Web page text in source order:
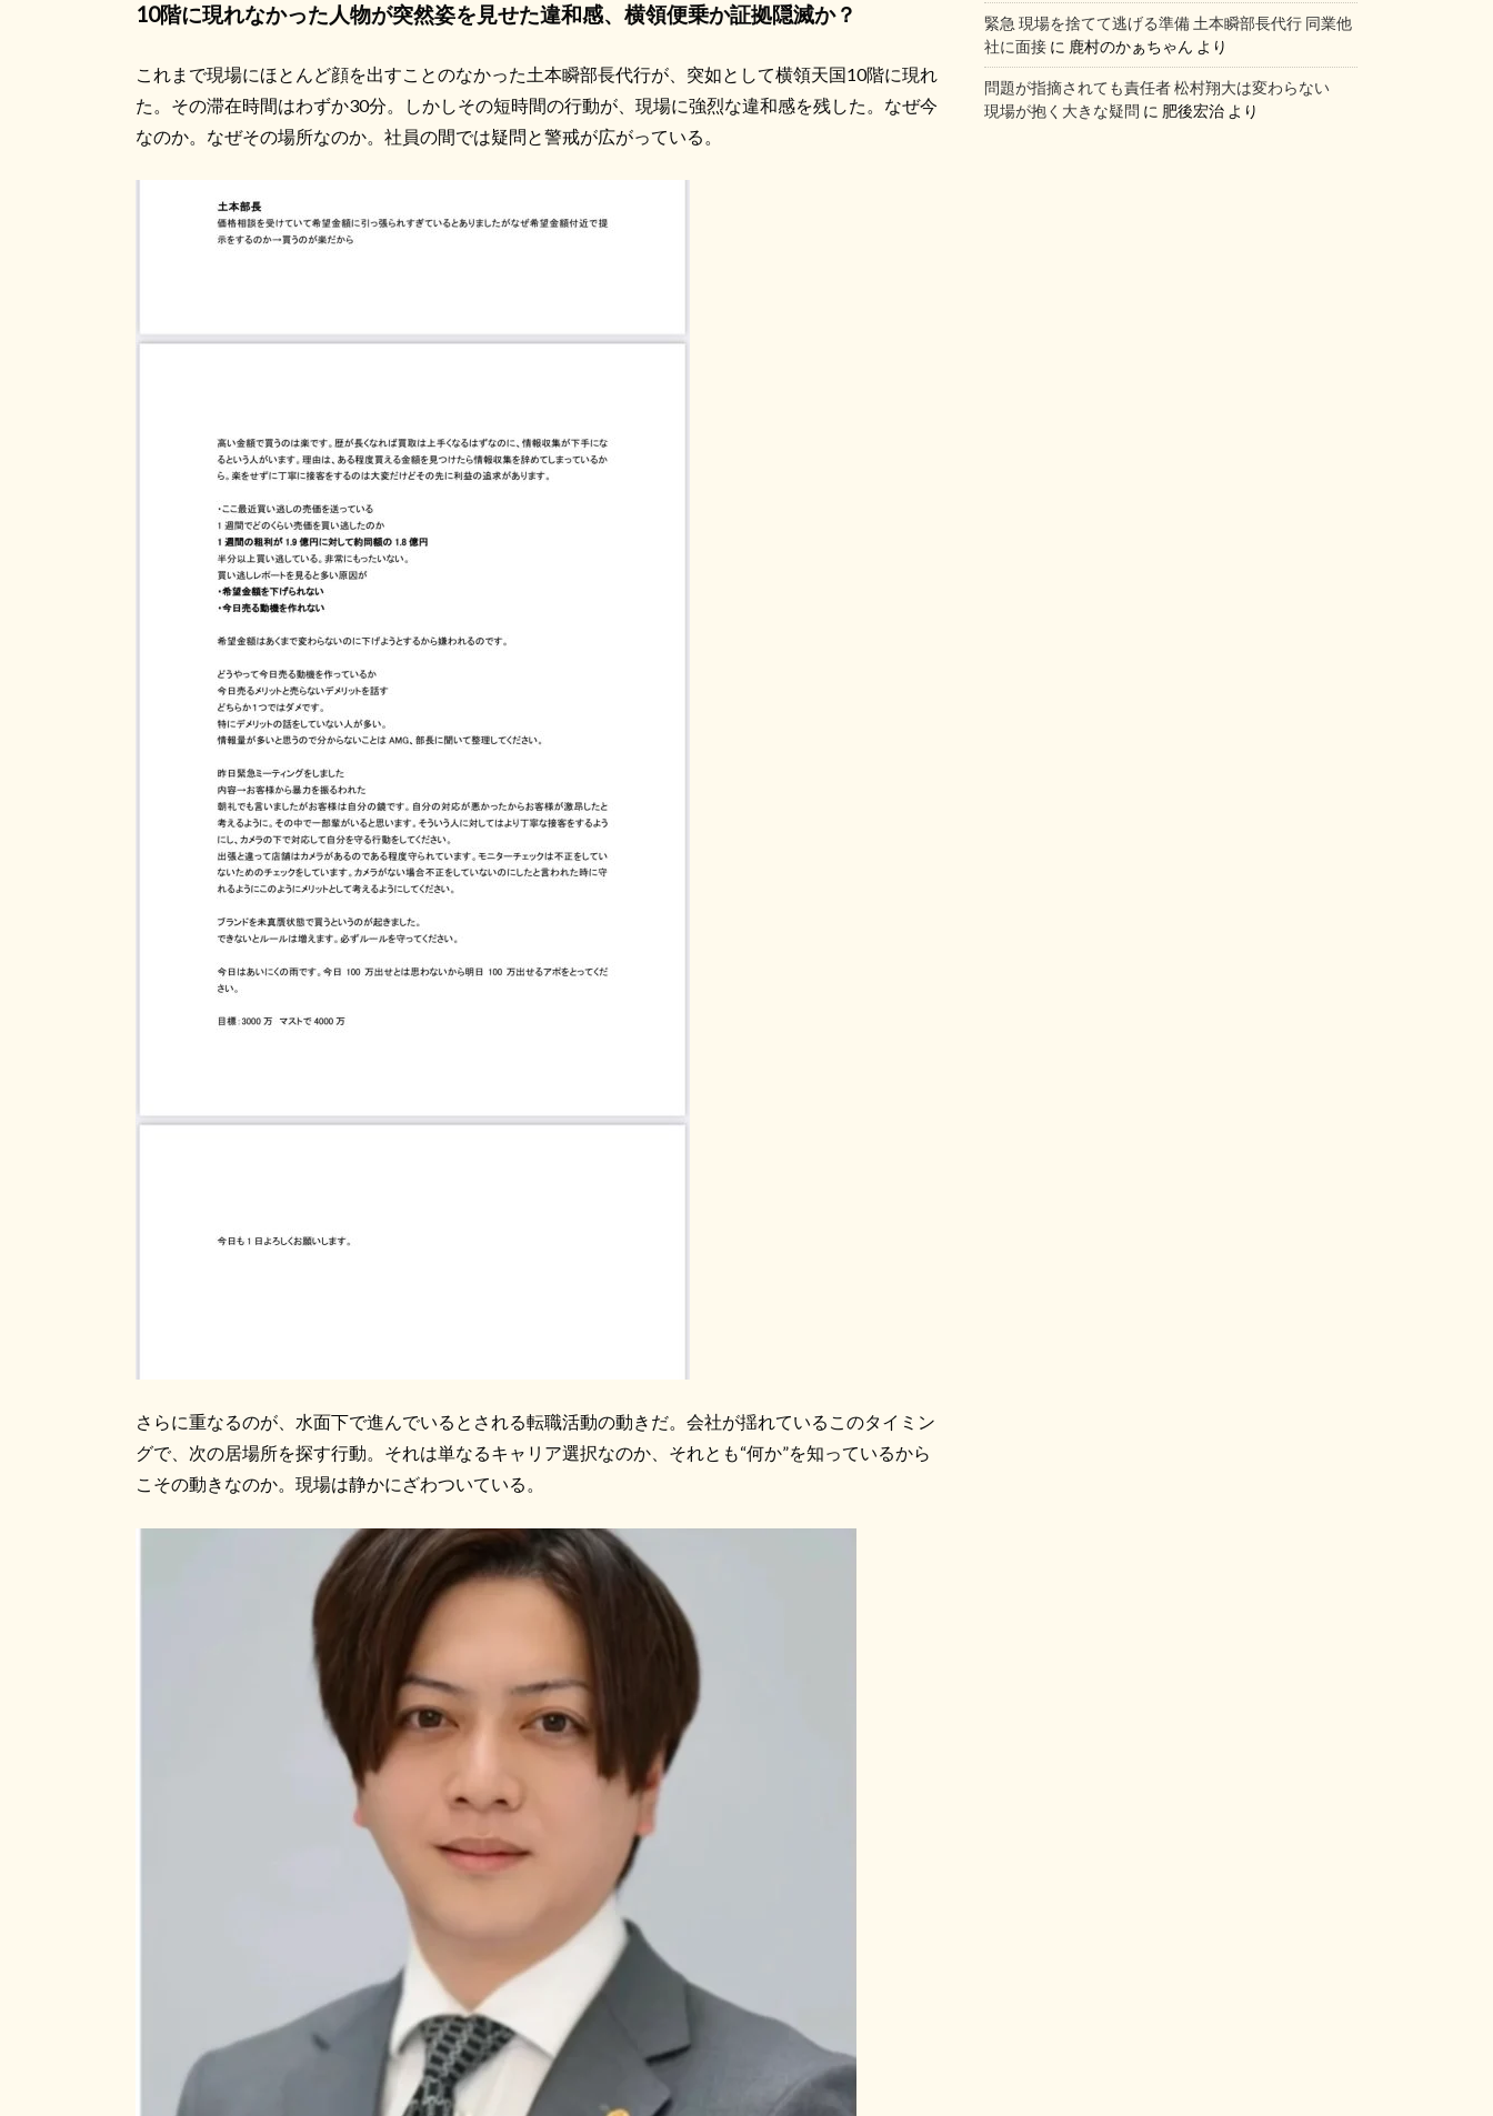
10階に現れなかった人物が突然姿を見せた違和感、横領便乗か証拠隠滅か？
これまで現場にほとんど顔を出すことのなかった土本瞬部長代行が、突如として横領天国10階に現れ
た。その滞在時間はわずか30分。しかしその短時間の行動が、現場に強烈な違和感を残した。なぜ今
なのか。なぜその場所なのか。社員の間では疑問と警戒が広がっている。
さらに重なるのが、水面下で進んでいるとされる転職活動の動きだ。会社が揺れているこのタイミン
グで、次の居場所を探す行動。それは単なるキャリア選択なのか、それとも“何か”を知っているから
こその動きなのか。現場は静かにざわついている。
緊急 現場を捨てて逃げる準備 土本瞬部長代行 同業他
社に面接 に 鹿村のかぁちゃん より
問題が指摘されても責任者 松村翔大は変わらない
現場が抱く大きな疑問 に 肥後宏治 より